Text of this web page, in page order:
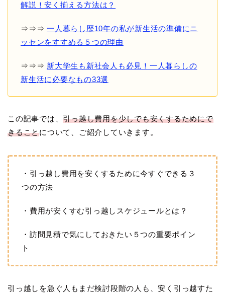
解説！安く揃える方法は？
⇒⇒⇒一人暮らし歴10年の私が新生活の準備にニ
ッセンをすすめる５つの理由
⇒⇒⇒ 新大学生も新社会人も必見！一人暮らしの
新生活に必要なもの33選
この記事では、引っ越し費用を少しでも安くするためにで
きることについて、ご紹介していきます。
・引っ越し費用を安くするために今すぐできる３
つの方法
・費用が安くすむ引っ越しスケジュールとは？
・訪問見積で気にしておきたい５つの重要ポイン
ト
引っ越しを急ぐ人もまだ検討段階の人も、安く引っ越すた